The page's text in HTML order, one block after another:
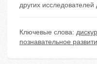
других
Ключевые слова:
познавательное